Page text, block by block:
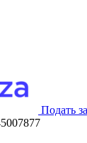
Подать